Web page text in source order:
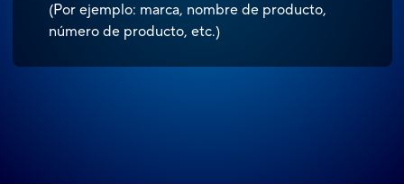
(Por ejemplo: marca, nombre de producto,
número de producto, etc.)